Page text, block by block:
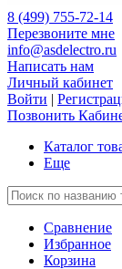
8 (499) 755-72-14
Перезвоните мне
info@asdelectro.ru
Написать нам
Личный кабинет
Войти |
Позвонить
Каталог
Еще
Сравнение
Избранное
Корзина